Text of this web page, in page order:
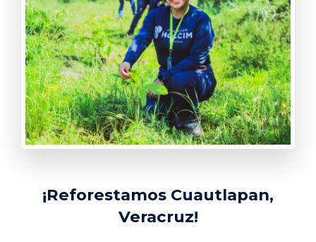
¡Reforestamos Cuautlapan,
Veracruz!